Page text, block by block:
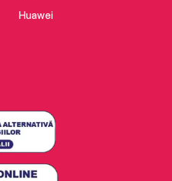
Huawei